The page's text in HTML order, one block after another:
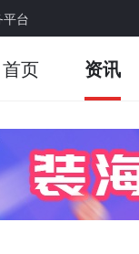
台
首页 资讯